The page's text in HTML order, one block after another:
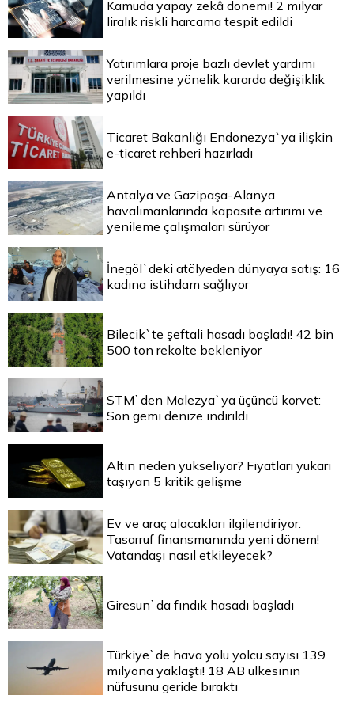
Kamuda yapay zekâ dönemi! 2 milyar
liralık riskli harcama tespit edildi
Yatırımlara proje bazlı devlet yardımı
verilmesine yönelik kararda değişiklik
yapıldı
Ticaret Bakanlığı Endonezya`ya ilişkin
e-ticaret rehberi hazırladı
Antalya ve Gazipaşa-Alanya
havalimanlarında kapasite artırımı ve
yenileme çalışmaları sürüyor
İnegöl`deki atölyeden dünyaya satış: 16
kadına istihdam sağlıyor
Bilecik`te şeftali hasadı başladı! 42 bin
500 ton rekolte bekleniyor
STM`den Malezya`ya üçüncü korvet:
Son gemi denize indirildi
Altın neden yükseliyor? Fiyatları yukarı
taşıyan 5 kritik gelişme
Ev ve araç alacakları ilgilendiriyor:
Tasarruf finansmanında yeni dönem!
Vatandaşı nasıl etkileyecek?
Giresun`da fındık hasadı başladı
Türkiye`de hava yolu yolcu sayısı 139
milyona yaklaştı! 18 AB ülkesinin
nüfusunu geride bıraktı